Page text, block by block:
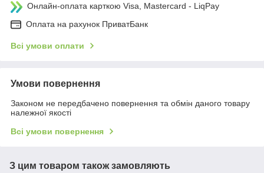
Онлайн-оплата карткою Visa, Mastercard - LiqPay
Оплата на рахунок ПриватБанк
Всі умови оплати
Умови повернення
Законом не передбачено повернення та обмін даного товару
належної якості
Всі умови повернення
З цим товаром також замовляють